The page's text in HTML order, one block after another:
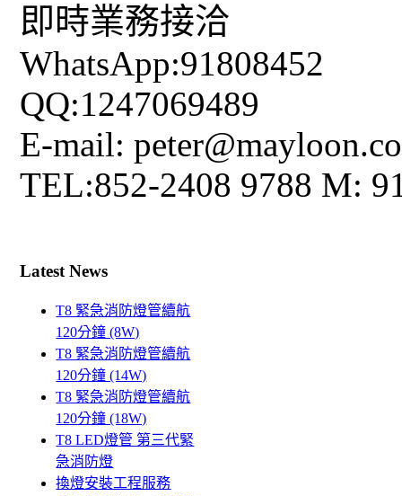
即時業務接洽
WhatsApp:91808452
QQ:1247069489
E-mail:
TEL:852-2408 9788 M:
Latest News
T8 緊急消防燈管續航
120分鐘 (8W)
T8 緊急消防燈管續航
120分鐘 (14W)
T8 緊急消防燈管續航
120分鐘 (18W)
T8 LED燈管 第三代緊
急消防燈
換燈安裝工程服務